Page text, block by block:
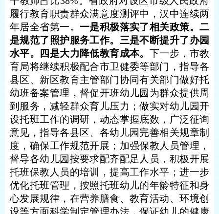
履行教育职责群众满意度测评中，汉中连续两
年居全省第一。 一是积极落实了相关政策。二
是规范了照护服务工作。三是不断提升了办园
水平。四是大力降低教育成本。 下一步，市教
育局将继续积极配合市卫健委等部门，指导各
县区、新区教育主管部门协同有关部门做好托
幼班备案管理，督促开班幼儿园 为群众提供周
到服务，减轻群众育儿压力 ；做实对幼儿园开
设托班工作的调研， 动态掌握底数，广泛征询
意见，指导各县区、各幼儿园完善相关规章制
度，确保工作规范开展；加强保教人员管理，
督导各幼儿园按要求配齐配足人员，积极开展
托班保教人员的培训，提高工作水平；进一步
优化托班管理，按照托班幼儿的年龄特征和身
心发展规律，在营养膳食、教育活动、环境创
设等方面科学制定管理办法，保证幼儿的健康